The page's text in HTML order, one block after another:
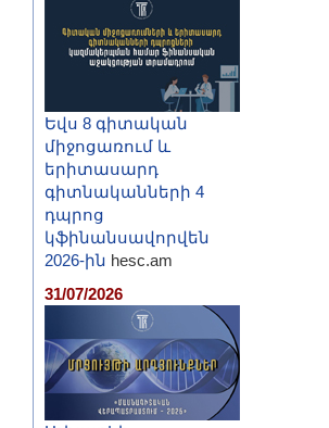
Եվս 8 գիտական
միջոցառում և
երիտասարդ
գիտնականների 4
դպրոց
կֆինանսավորվեն
2026-ին hesc.am
31/07/2026